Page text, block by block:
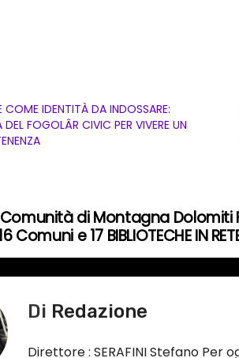
COME IDENTITÀ DA INDOSSARE:
FOGOLÂR CIVIC PER VIVERE UN
di Montagna Dolomiti
Comuni e 17 BIBLIOTECHE IN
Di Redazione
Direttore : SERAFINI Stefano